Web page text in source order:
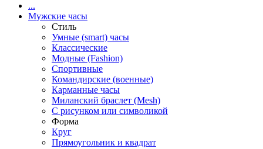
...
Мужские часы
Стиль
Умные (smart) часы
Классические
Модные (Fashion)
Спортивные
Командирские (военные)
Карманные часы
Миланский браслет (Mesh)
С рисунком или символикой
Форма
Круг
Прямоугольник и квадрат